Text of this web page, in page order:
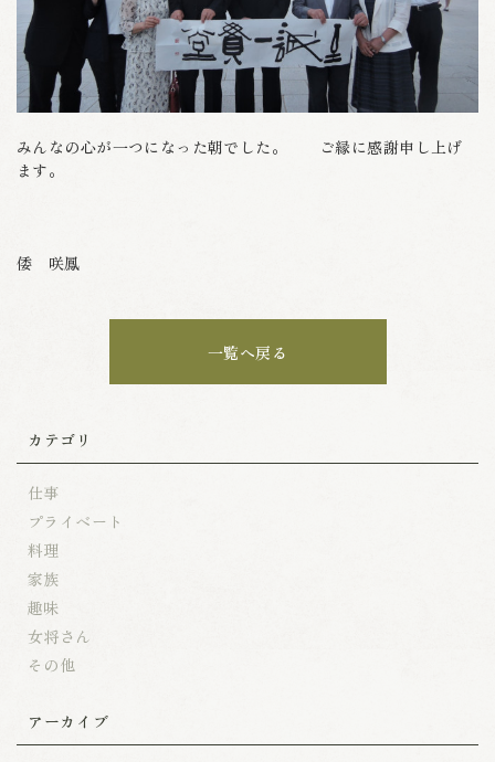
みんなの心が一つになった朝でした。 ご縁に感謝申し上げ
ます。
倭 咲鳳
一覧へ戻る
カテゴリ
仕事
プライベート
料理
家族
趣味
女将さん
その他
アーカイブ